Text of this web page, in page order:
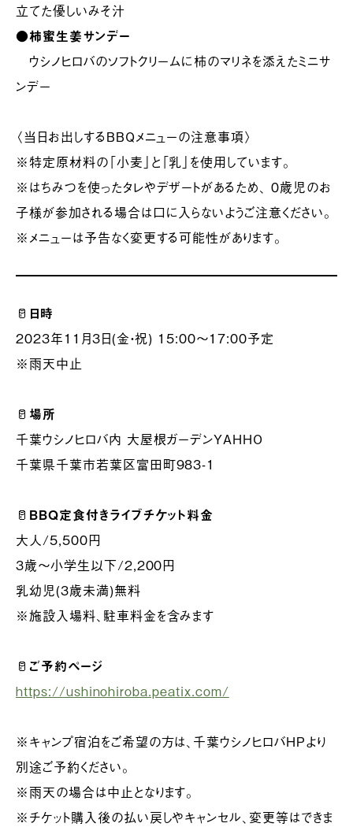
立てた優しいみそ汁
●柿蜜生姜サンデー
ウシノヒロバのソフトクリームに柿のマリネを添えたミニサ
ンデー
〈当日お出しするBBQメニューの注意事項〉
※特定原材料の「小麦」と「乳」を使用しています。
※はちみつを使ったタレやデザートがあるため、 ０歳児のお
子様が参加される場合は口に入らないようご注意ください。
※メニューは予告なく変更する可能性があります。
🥛 日時
2023年11月3日(金・祝) 15:00〜17:00予定
※雨天中止
🥛 場所
千葉ウシノヒロバ内 大屋根ガーデンYAHHO
千葉県千葉市若葉区富田町983-1
🥛 BBQ定食付きライブチケット料金
大人/5,500円
3歳〜小学生以下/2,200円
乳幼児(3歳未満)無料
※施設入場料、駐車料金を含みます
🥛 ご予約ページ
https://ushinohiroba.peatix.com/
※キャンプ宿泊をご希望の方は、千葉ウシノヒロバHPより
別途ご予約ください。
※雨天の場合は中止となります。
※チケット購入後の払い戻しやキャンセル、変更等はできま